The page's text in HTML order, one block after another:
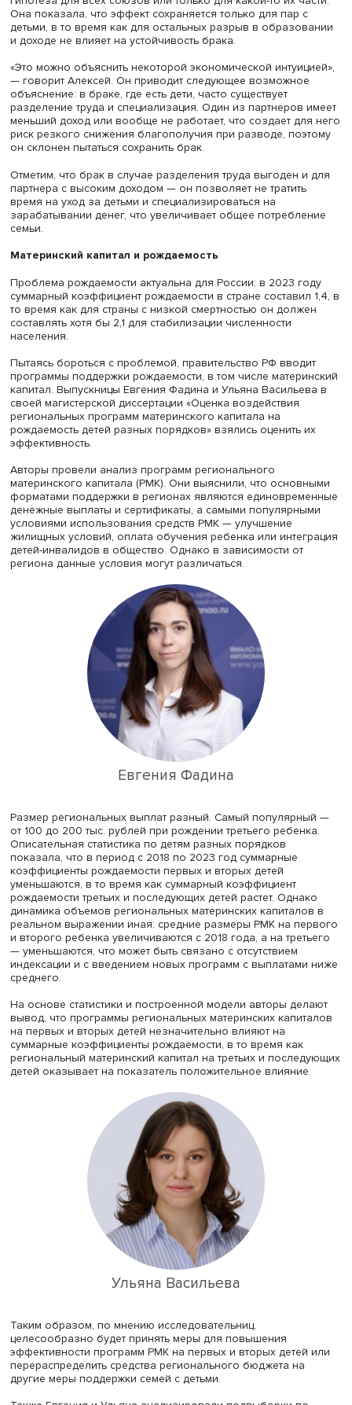
данные показали, что гипотеза верна: действительно,
супругов наблюдается существенная разница в доходе
образовании, их брак будет длиться дольше.
Из презентации Алексея Сека
Из презентации Алексея Сека
Также была проведена проверка результатов на
(свойство вывода или результата претерпевать
незначительные изменения при незначительных
от предположений. —Ред. ), чтобы понять, справедлива
гипотеза для всех союзов или только для какой-то их
Она показала, что эффект сохраняется только для пар
детьми, в то время как для остальных разрыв в
и доходе не влияет на устойчивость брака.
«Это можно объяснить некоторой экономической
— говорит Алексей. Он приводит следующее
объяснение: в браке, где есть дети, часто существует
разделение труда и специализация. Один из партнеров
меньший доход или вообще не работает, что создает
риск резкого снижения благополучия при разводе,
он склонен пытаться сохранить брак.
Отметим, что брак в случае разделения труда выгоден
партнера с высоким доходом — он позволяет не тратить
время на уход за детьми и специализироваться на
зарабатывании денег, что увеличивает общее
семьи.
Материнский капитал и рождаемость
Проблема рождаемости актуальна для России: в 2023
суммарный коэффициент рождаемости в стране
то время как для страны с низкой смертностью он
составлять хотя бы 2,1 для стабилизации численности
Пытаясь бороться с проблемой, правительство РФ
программы поддержки рождаемости, в том числе
капитал. Выпускницы Евгения Фадина и Ульяна
своей магистерской диссертации «Оценка воздействия
региональных программ материнского капитала на
рождаемость детей разных порядков» взялись оценить
Авторы провели анализ программ регионального
материнского капитала (РМК). Они выяснили, что
денежные выплаты и сертификаты, а самыми
условиями использования средств РМК — улучшение
жилищных условий, оплата обучения ребенка или
детей-инвалидов в общество. Однако в зависимости от
региона данные условия могут различаться.